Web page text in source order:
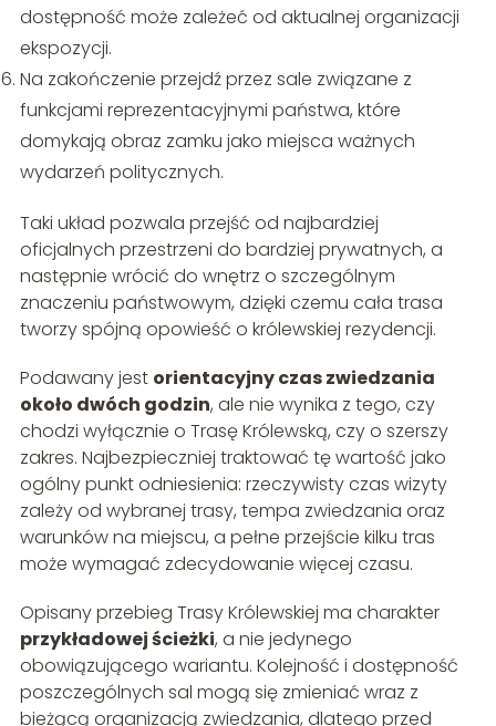
dostępność może zależeć od aktualnej organizacji
ekspozycji.
Na zakończenie przejdź przez sale związane z
funkcjami reprezentacyjnymi państwa, które
domykają obraz zamku jako miejsca ważnych
wydarzeń politycznych.
Taki układ pozwala przejść od najbardziej
oficjalnych przestrzeni do bardziej prywatnych, a
następnie wrócić do wnętrz o szczególnym
znaczeniu państwowym, dzięki czemu cała trasa
tworzy spójną opowieść o królewskiej rezydencji.
Podawany jest orientacyjny czas zwiedzania
około dwóch godzin, ale nie wynika z tego, czy
chodzi wyłącznie o Trasę Królewską, czy o szerszy
zakres. Najbezpieczniej traktować tę wartość jako
ogólny punkt odniesienia: rzeczywisty czas wizyty
zależy od wybranej trasy, tempa zwiedzania oraz
warunków na miejscu, a pełne przejście kilku tras
może wymagać zdecydowanie więcej czasu.
Opisany przebieg Trasy Królewskiej ma charakter
przykładowej ścieżki, a nie jedynego
obowiązującego wariantu. Kolejność i dostępność
poszczególnych sal mogą się zmieniać wraz z
bieżącą organizacją zwiedzania, dlatego przed